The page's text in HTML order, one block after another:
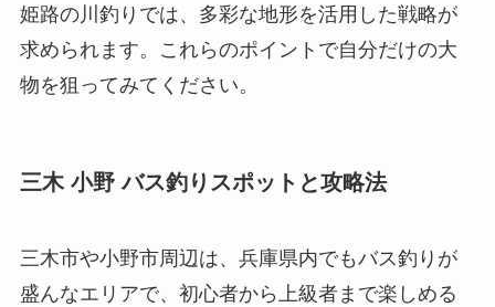
姫路の川釣りでは、多彩な地形を活用した戦略が
求められます。これらのポイントで自分だけの大
物を狙ってみてください。
三木 小野 バス釣りスポットと攻略法
三木市や小野市周辺は、兵庫県内でもバス釣りが
盛んなエリアで、初心者から上級者まで楽しめる